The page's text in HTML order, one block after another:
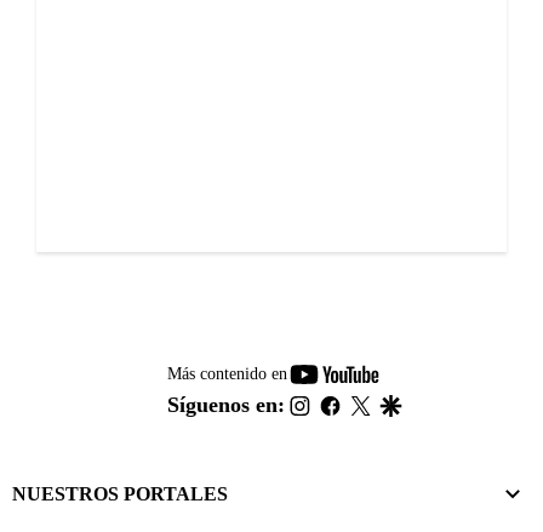
Más contenido en
youtube-
footer
Síguenos en: instagram
facebook
twitter
NUESTROS PORTALES